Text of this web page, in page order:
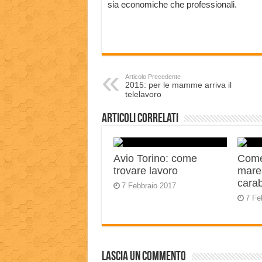
sia economiche che professionali.
Articolo Precedente
2015: per le mamme arriva il
telelavoro
Articoli correlati
Avio Torino: come
trovare lavoro
7 Febbraio 2017
7
Lascia un commento